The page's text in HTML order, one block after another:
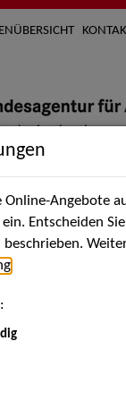
Angebote
Entscheiden